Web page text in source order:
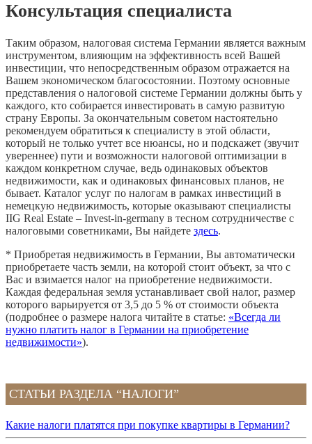
Консультация специалиста
Таким образом, налоговая система Германии является важным
инструментом, влияющим на эффективность всей Вашей
инвестиции, что непосредственным образом отражается на
Вашем экономическом благосостоянии. Поэтому основные
представления о налоговой системе Германии должны быть у
каждого, кто собирается инвестировать в самую развитую
страну Европы. За окончательным советом настоятельно
рекомендуем обратиться к специалисту в этой области,
который не только учтет все нюансы, но и подскажет (звучит
увереннее) пути и возможности налоговой оптимизации в
каждом конкретном случае, ведь одинаковых объектов
недвижимости, как и одинаковых финансовых планов, не
бывает. Каталог услуг по налогам в рамках инвестиций в
немецкую недвижимость, которые оказывают специалисты
IIG Real Estate – Invest-in-germany в тесном сотрудничестве с
налоговыми советниками, Вы найдете здесь.
* Приобретая недвижимость в Германии, Вы автоматически
приобретаете часть земли, на которой стоит объект, за что с
Вас и взимается налог на приобретение недвижимости.
Каждая федеральная земля устанавливает свой налог, размер
которого варьируется от 3,5 до 5 % от стоимости объекта
(подробнее о размере налога читайте в статье: «Всегда ли
нужно платить налог в Германии на приобретение
недвижимости»).
СТАТЬИ РАЗДЕЛА “НАЛОГИ”
Какие налоги платятся при покупке квартиры в Германии?